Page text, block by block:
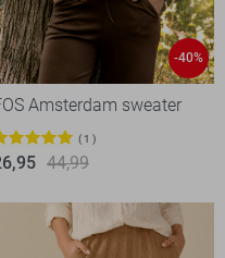
-40%
Amsterdam sweater
1
44,99